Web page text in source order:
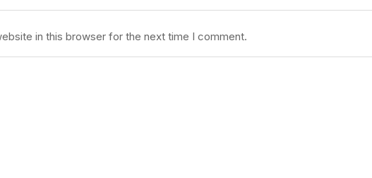
in this browser for the next time I comment.